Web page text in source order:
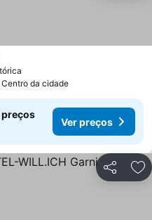
da cidade
preços
Ver preços
Partilhar